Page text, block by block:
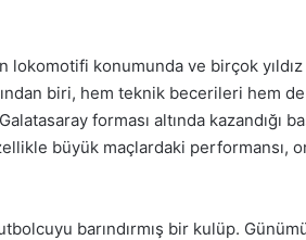
lokomotifi konumunda ve birçok
biri, hem teknik becerileri hem
forması altında kazandığı
büyük maçlardaki performansı,
barındırmış bir kulüp.